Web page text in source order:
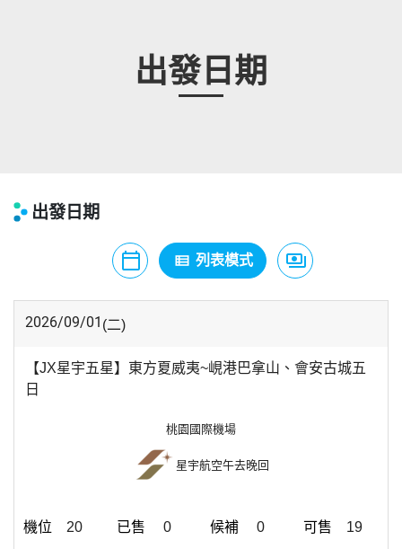
出發日期
出發日期
calendar_today
月曆模式
view_list
列表模式 payments
價格模式
2026/09/01 (二)
【JX星宇五星】東方夏威夷~峴港巴拿山、會安古城五
日
桃園國際機場
星宇航空午去晚回
20 0 0 19